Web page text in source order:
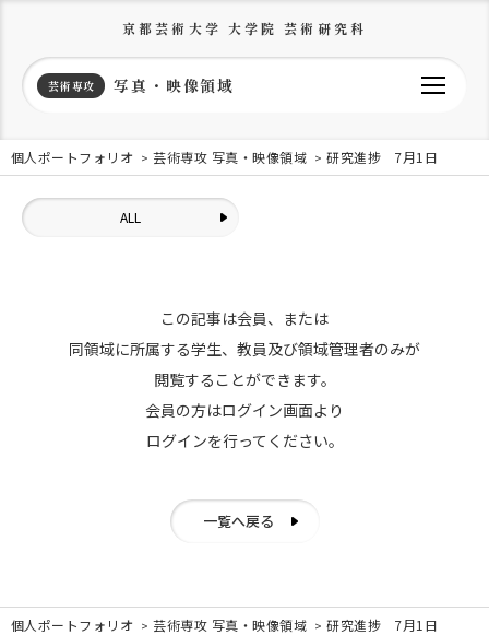
京都芸術大学 大学院 芸術研究科
芸術専攻 写真・映像領域
個人ポートフォリオ 芸術専攻 写真・映像領域 研究進捗 7月1日
ALL
この記事は会員、または
同領域に所属する学生、教員及び領域管理者のみが
閲覧することができます。
会員の方はログイン画面より
ログインを行ってください。
一覧へ戻る
個人ポートフォリオ 芸術専攻 写真・映像領域 研究進捗 7月1日